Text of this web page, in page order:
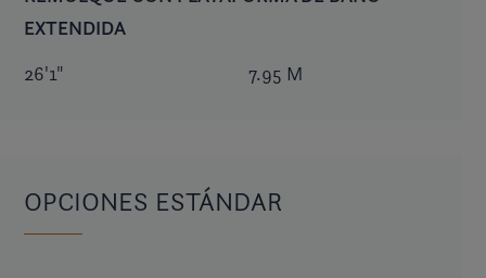
EXTENDIDA
26'1" 7.95 M
OPCIONES ESTÁNDAR